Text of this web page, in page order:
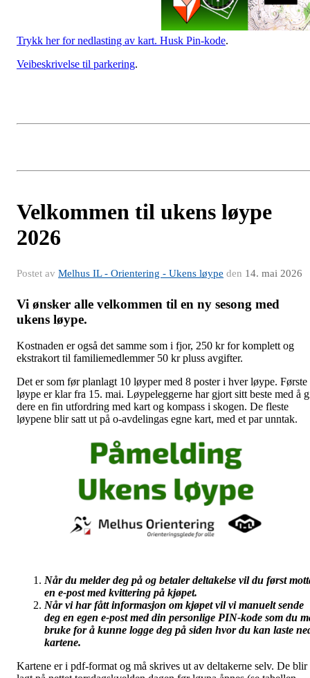
Trykk her for nedlasting av kart. Husk Pin-kode.
Veibeskrivelse til parkering.
Velkommen til ukens løype
2026
Postet av Melhus IL - Orientering - Ukens løype den 14. mai 2026
Vi ønsker alle velkommen til en ny sesong med
ukens løype.
Kostnaden er også det samme som i fjor, 250 kr for komplett og
ekstrakort til familiemedlemmer 50 kr pluss avgifter.
Det er som før planlagt 10 løyper med 8 poster i hver løype. Første
løype er klar fra 15. mai. Løypeleggerne har gjort sitt beste med å
dere en fin utfordring med kart og kompass i skogen. De fleste
løypene blir satt ut på o-avdelingas egne kart, med et par unntak.
Når du melder deg på og betaler deltakelse vil du først
en e-post med kvittering på kjøpet.
Når vi har fått informasjon om kjøpet vil vi manuelt sende
deg en egen e-post med din personlige PIN-kode som du
bruke for å kunne logge deg på siden hvor du kan laste
kartene.
Kartene er i pdf-format og må skrives ut av deltakerne selv. De blir